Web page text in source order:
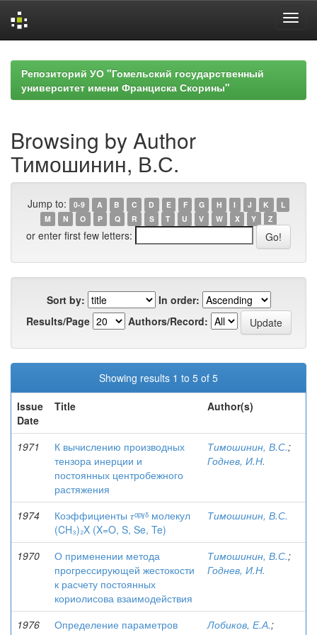
navigationРепозиторий УО "Гомельский государственный
университет имени Франциска Скорины"
Browsing by Author
Тимошинин, В.С.
Jump to: 0-9 A B C D E F G H I J K
L
M
N O P Q R S T U V W X Y Z
or enter first few letters:
Sort by:
In order:
Results/Page
Authors/Record:
Showing results 1 to 5 of 5
Issue
Date
Title Author(s)
1971
К вычислению производных
тензора инерции и
постоянных центробежного
растяжения
Тимошинин, В.С.;
Годнев, И.Н.
1974
Коэффициенты 𝜏ᵅᵖˠᵟ молекул
(CH₃)₂X (X=O, S, Se, Te)
Тимошинин, В.С.
1970
О применении метода
прогрессирующей жестокости
к расчету постоянных
кориолисова взаимодействия
Тимошинин, В.С.;
Годнев, И.Н.
1976
Определение параметров
Лобиков, Е.А.;